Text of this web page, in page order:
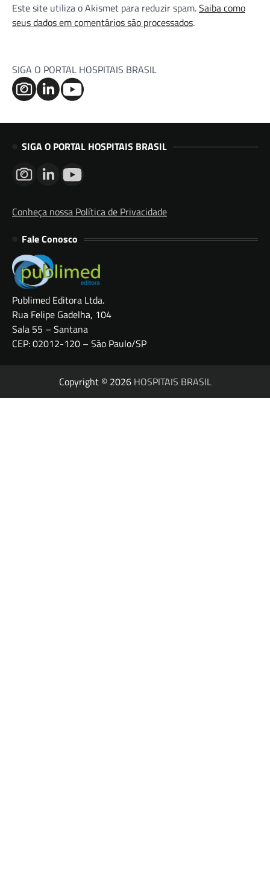
Este site utiliza o Akismet para reduzir spam.Saiba como
seus dados em comentários são processados.
SIGA O PORTAL HOSPITAIS BRASIL
SIGA O PORTAL HOSPITAIS BRASIL
Conheça nossa Política de Privacidade
Fale Conosco
Publimed Editora Ltda.
Rua Felipe Gadelha, 104
Sala 55 – Santana
CEP: 02012-120 – São Paulo/SP
Copyright © 2026 HOSPITAIS BRASIL